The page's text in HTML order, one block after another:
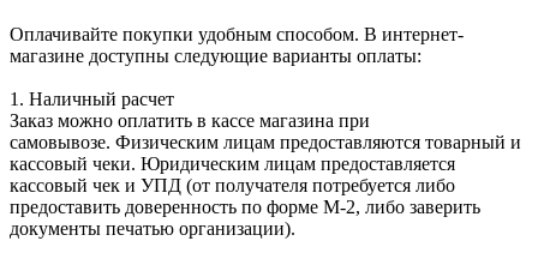
Оплачивайте покупки удобным способом. В интернет-
магазине доступны следующие варианты оплаты:
1. Наличный расчет
Заказ можно оплатить в кассе магазина при
самовывозе. Физическим лицам предоставляются товарный и
кассовый чеки. Юридическим лицам предоставляется
кассовый чек и УПД (от получателя потребуется либо
предоставить доверенность по форме М-2, либо заверить
документы печатью организации).